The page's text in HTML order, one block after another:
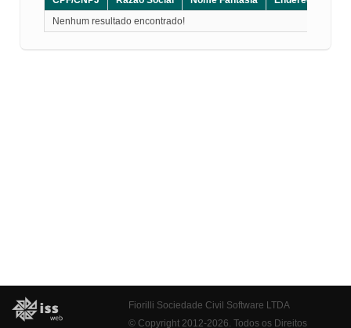
Nenhum resultado encontrado!
Fiorilli Sociedade Civil Software LTDA
© Copyright 2012-2026. Todos os Direitos